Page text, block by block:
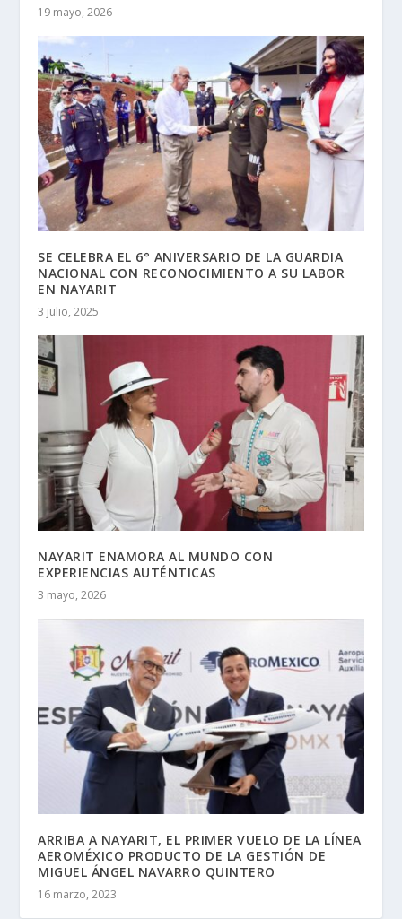
19 mayo, 2026
SE CELEBRA EL 6° ANIVERSARIO DE LA GUARDIA
NACIONAL CON RECONOCIMIENTO A SU LABOR
EN NAYARIT
3 julio, 2025
NAYARIT ENAMORA AL MUNDO CON
EXPERIENCIAS AUTÉNTICAS
3 mayo, 2026
ARRIBA A NAYARIT, EL PRIMER VUELO DE LA LÍNEA
AEROMÉXICO PRODUCTO DE LA GESTIÓN DE
MIGUEL ÁNGEL NAVARRO QUINTERO
16 marzo, 2023